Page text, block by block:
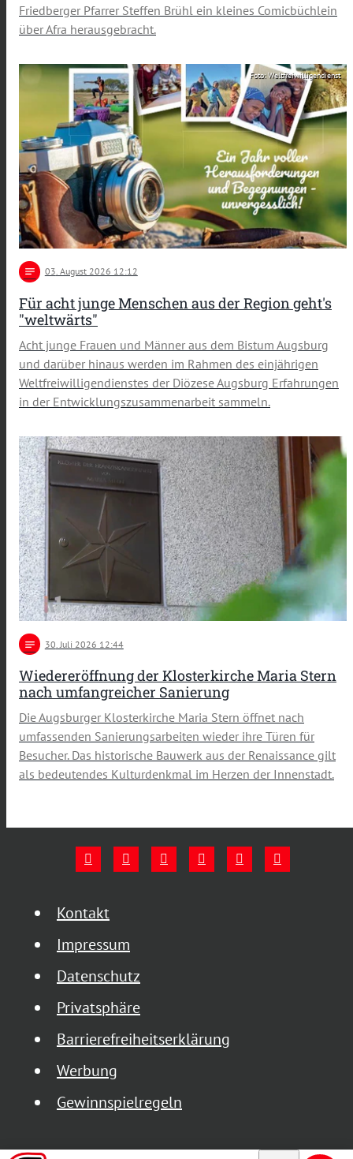
Friedberger Pfarrer Steffen Brühl ein kleines Comicbüchlein
über Afra herausgebracht.
Foto: Weltfreiwilligendienst
notes 03. August 2026 12:12
Für acht junge Menschen aus der Region geht's
"weltwärts"
Acht junge Frauen und Männer aus dem Bistum Augsburg
und darüber hinaus werden im Rahmen des einjährigen
Weltfreiwilligendienstes der Diözese Augsburg Erfahrungen
in der Entwicklungszusammenarbeit sammeln.
notes 30 . Juli 2026 12:44
Wiedereröffnung der Klosterkirche Maria Stern
nach umfangreicher Sanierung
Die Augsburger Klosterkirche Maria Stern öffnet nach
umfassenden Sanierungsarbeiten wieder ihre Türen für
Besucher. Das historische Bauwerk aus der Renaissance gilt
als bedeutendes Kulturdenkmal im Herzen der Innenstadt.
Kontakt
Impressum
Datenschutz
Privatsphäre
Barrierefreiheitserklärung
Werbung
Gewinnspielregeln